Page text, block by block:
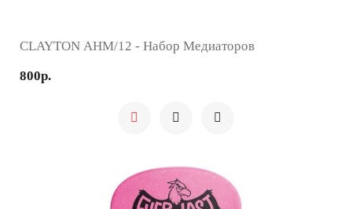
CLAYTON AHM/12 - Набор Медиаторов
800р.